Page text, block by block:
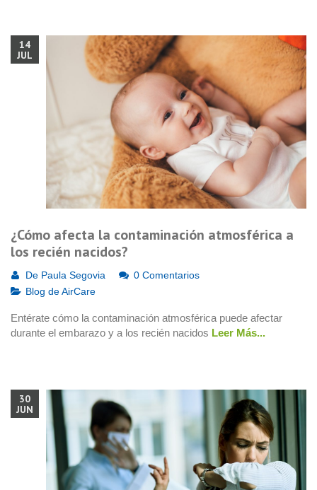
14
JUL
¿Cómo afecta la contaminación atmosférica a
los recién nacidos?
De Paula Segovia
0 Comentarios
Blog de AirCare
Entérate cómo la contaminación atmosférica puede afectar
durante el embarazo y a los recién nacidos Leer Más...
30
JUN